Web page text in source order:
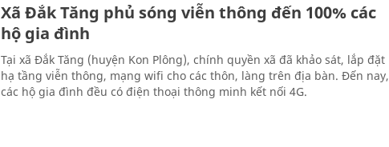
Xã Đắk Tăng phủ sóng viễn thông đến 100% các
hộ gia đình
Tại xã Đắk Tăng (huyện Kon Plông), chính quyền xã đã khảo sát, lắp đặt
hạ tầng viễn thông, mạng wifi cho các thôn, làng trên địa bàn. Đến nay,
các hộ gia đình đều có điện thoại thông minh kết nối 4G.